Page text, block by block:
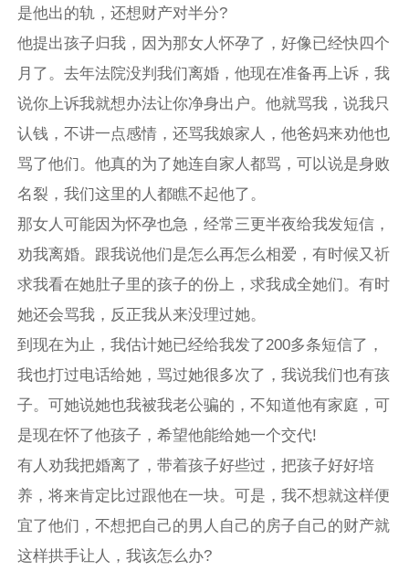
是他出的轨，还想财产对半分?
他提出孩子归我，因为那女人怀孕了，好像已经快四个
月了。去年法院没判我们离婚，他现在准备再上诉，我
说你上诉我就想办法让你净身出户。他就骂我，说我只
认钱，不讲一点感情，还骂我娘家人，他爸妈来劝他也
骂了他们。他真的为了她连自家人都骂，可以说是身败
名裂，我们这里的人都瞧不起他了。
那女人可能因为怀孕也急，经常三更半夜给我发短信，
劝我离婚。跟我说他们是怎么再怎么相爱，有时候又祈
求我看在她肚子里的孩子的份上，求我成全她们。有时
她还会骂我，反正我从来没理过她。
到现在为止，我估计她已经给我发了200多条短信了，
我也打过电话给她，骂过她很多次了，我说我们也有孩
子。可她说她也我被我老公骗的，不知道他有家庭，可
是现在怀了他孩子，希望他能给她一个交代!
有人劝我把婚离了，带着孩子好些过，把孩子好好培
养，将来肯定比过跟他在一块。可是，我不想就这样便
宜了他们，不想把自己的男人自己的房子自己的财产就
这样拱手让人，我该怎么办?